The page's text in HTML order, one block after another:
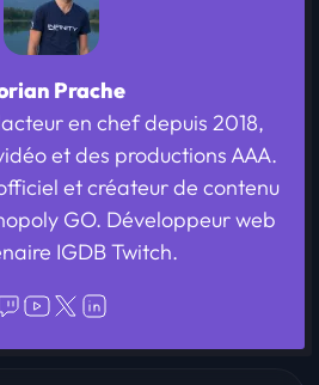
Prache
en chef depuis 2018,
et des productions AAA.
et créateur de contenu
GO. Développeur web
IGDB Twitch.